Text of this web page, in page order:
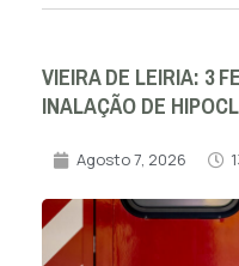
VIEIRA DE LEIRIA: 3
INALAÇÃO DE
Agosto 7, 2026